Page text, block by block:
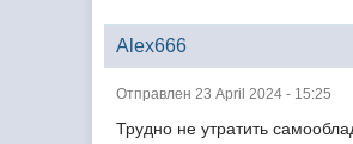
Alex666
Отправлен 23 April 2024 - 15:25
Трудно не утратить